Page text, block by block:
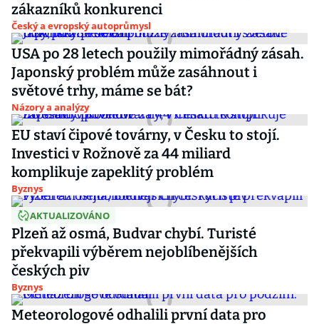
zákazníků konkurenci
Český a evropský autoprůmysl
USA po 28 letech použily mimořádný zásah.
Japonský problém může zasáhnout i
světové trhy, máme se bát?
Názory a analýzy
EU staví čipové továrny, v Česku to stojí.
Investici v Rožnově za 44 miliard
komplikuje zapeklitý problém
Byznys
AKTUALIZOVÁNO
Plzeň až osmá, Budvar chybí. Turisté
překvapili výběrem nejoblíbenějších
českých piv
Byznys
Meteorologové odhalili první data pro